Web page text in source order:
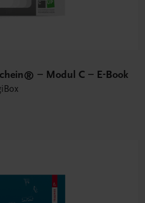
– Modul C – E-Book